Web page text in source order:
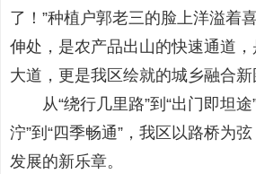
了！”种植户郭老三的脸上洋溢着
伸处，是农产品出山的快速通道
大道，更是我区绘就的城乡融合新
从“绕行几里路”到“出门即坦途
泞”到“四季畅通”，我区以路桥为
发展的新乐章。